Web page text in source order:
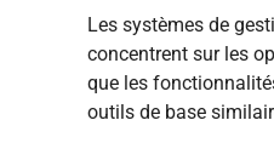
Les systèmes de
concentrent sur les
que les
outils de base